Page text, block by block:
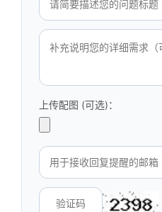
上传配图 (可选)：